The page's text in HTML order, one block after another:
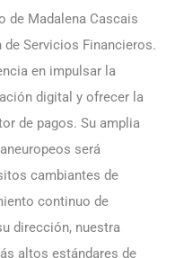
de Madalena Cascais
Servicios Financieros.
en impulsar la
digital y ofrecer la
de pagos. Su amplia
será
cambiantes de
continuo de
dirección, nuestra
altos estándares de